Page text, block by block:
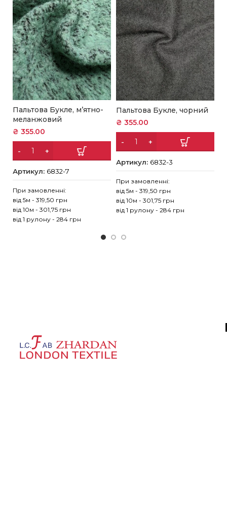
Пальтова Букле, м’ятно-
меланжовий
₴ 355.00
Артикул: 6832-7
При замовленні:
від 5м - 319,50 грн
від 10м - 301,75 грн
від 1 рулону - 284 грн
Пальтова Букле, чорний
₴ 355.00
Артикул: 6832-3
При замовленні:
від 5м - 319,50 грн
від 10м - 301,75 грн
від 1 рулону - 284 грн